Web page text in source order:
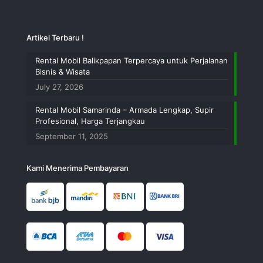
Artikel Terbaru !
Rental Mobil Balikpapan Terpercaya untuk Perjalanan
Bisnis & Wisata
July 27, 2026
Rental Mobil Samarinda – Armada Lengkap, Supir
Profesional, Harga Terjangkau
September 11, 2025
Kami Menerima Pembayaran